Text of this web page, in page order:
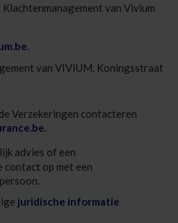
van Vivium
van VIVIUM, Koningsstraat
Verzekeringen contacteren
advies of een
op met een
juridische informatie